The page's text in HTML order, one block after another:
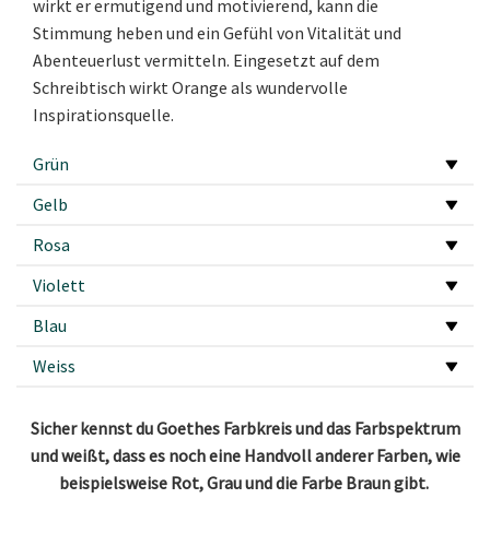
wirkt er ermutigend und motivierend, kann die
Stimmung heben und ein Gefühl von Vitalität und
Abenteuerlust vermitteln. Eingesetzt auf dem
Schreibtisch wirkt Orange als wundervolle
Inspirationsquelle.
Grün
Gelb
Rosa
Violett
Blau
Weiss
Sicher kennst du Goethes Farbkreis und das Farbspektrum
und weißt, dass es noch eine Handvoll anderer Farben, wie
beispielsweise Rot, Grau und die Farbe Braun gibt.